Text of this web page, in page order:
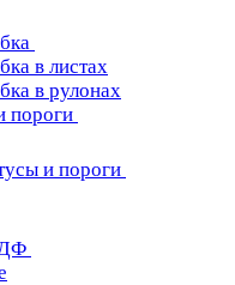
в листах
в рулонах
пороги
и пороги